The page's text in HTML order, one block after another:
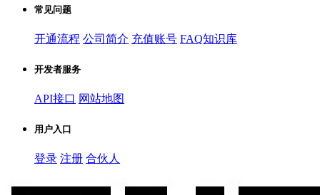
常见问题
开通流程 公司简介 充值账号 FAQ知识库
开发者服务
API接口 网站地图
用户入口
登录 注册 合伙人